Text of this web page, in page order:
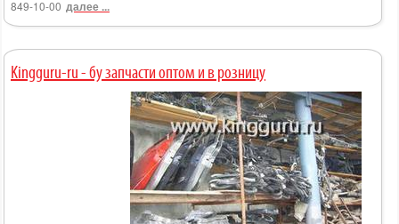
849-10-00 далее ...
Kingguru-ru - бу запчасти оптом и в розницу